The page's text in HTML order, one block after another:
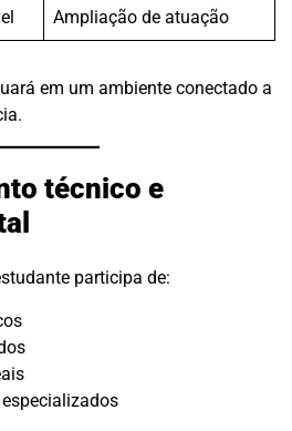
Ampliação de atuação
em um ambiente conectado a
técnico e
participa de: